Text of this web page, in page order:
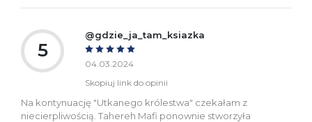
5
@gdzie_ja_tam_ksiazka
04.03.2024
Skopiuj link do opinii
Na kontynuację "Utkanego królestwa" czekałam z
niecierpliwością. Tahereh Mafi ponownie stworzyła